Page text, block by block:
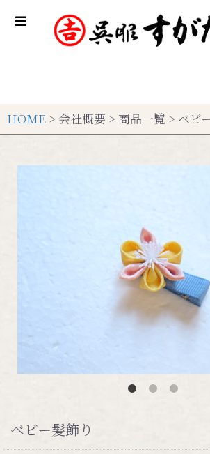
HOME > 会社概要 > 商品一覧 > ベビ
ベビー髪飾り